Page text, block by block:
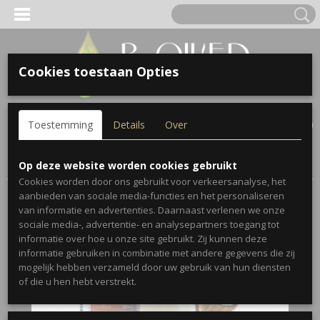
Inloggen Registreren
(0)
Home >Supplementen>Fractionated Coconut Oil
Cookies toestaan Opties
Toestemming Details Over
Op deze website worden cookies gebruikt
Cookies worden door ons gebruikt voor verkeersanalyse, het
aanbieden van sociale media-functies en het personaliseren
van informatie en advertenties. Daarnaast verlenen we onze
sociale media-, advertentie- en analysepartners toegang tot
informatie over hoe u onze site gebruikt. Zij kunnen deze
informatie gebruiken in combinatie met andere gegevens die zij
mogelijk hebben verzameld door uw gebruik van hun diensten
of die u hen hebt verstrekt.